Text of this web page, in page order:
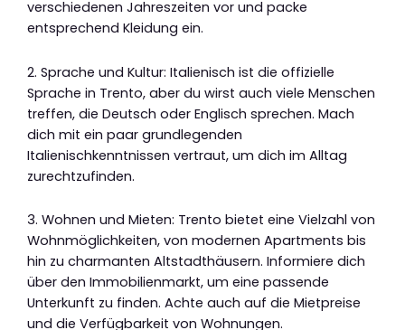
verschiedenen Jahreszeiten vor und packe
entsprechend Kleidung ein.
2. Sprache und Kultur: Italienisch ist die offizielle
Sprache in Trento, aber du wirst auch viele Menschen
treffen, die Deutsch oder Englisch sprechen. Mach
dich mit ein paar grundlegenden
Italienischkenntnissen vertraut, um dich im Alltag
zurechtzufinden.
3. Wohnen und Mieten: Trento bietet eine Vielzahl von
Wohnmöglichkeiten, von modernen Apartments bis
hin zu charmanten Altstadthäusern. Informiere dich
über den Immobilienmarkt, um eine passende
Unterkunft zu finden. Achte auch auf die Mietpreise
und die Verfügbarkeit von Wohnungen.